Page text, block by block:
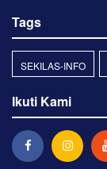
Tags
SEKILAS-INFO
Ikuti Kami